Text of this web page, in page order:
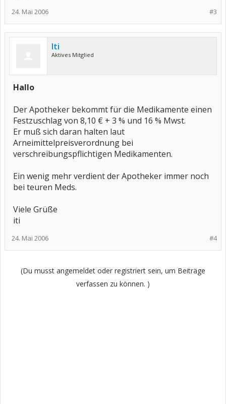
#3
24. Mai 2006
Iti
Aktives Mitglied
Hallo
Der Apotheker bekommt für die Medikamente einen
Festzuschlag von 8,10 € + 3 % und 16 % Mwst.
Er muß sich daran halten laut
Arneimittelpreisverordnung bei
verschreibungspflichtigen Medikamenten.
Ein wenig mehr verdient der Apotheker immer noch
bei teuren Meds.
Viele Grüße
iti
#4
24. Mai 2006
(Du musst angemeldet oder registriert sein, um Beiträge
verfassen zu können. )